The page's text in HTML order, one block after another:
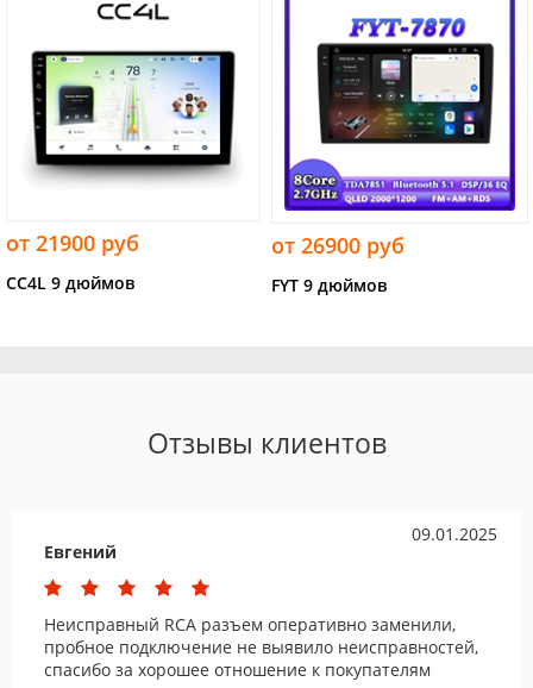
от 21900 руб
CC4L 9 дюймов
от 26900 руб
FYT 9 дюймов
Отзывы клиентов
09.01.2025
Евгений
Неисправный RCA разъем оперативно заменили,
пробное подключение не выявило неисправностей,
спасибо за хорошее отношение к покупателям